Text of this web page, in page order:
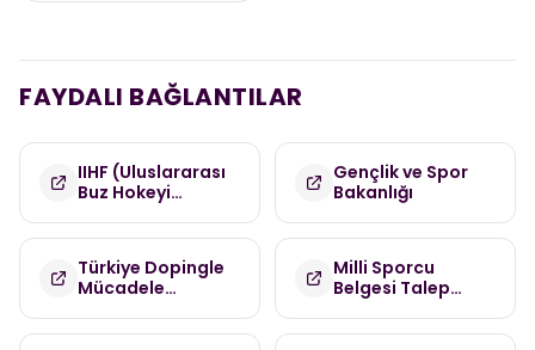
FAYDALI BAĞLANTILAR
IIHF (Uluslararası
Buz Hokeyi
Gençlik ve Spor
Bakanlığı
Türkiye Dopingle
Mücadele
(TDMK)
Milli Sporcu
Belgesi Talep